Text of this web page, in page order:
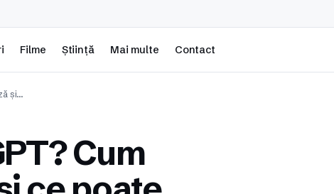
Filme Știință Mai multe Contact
și…
Cum